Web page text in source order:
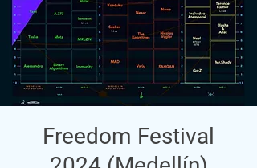
Freedom Festival